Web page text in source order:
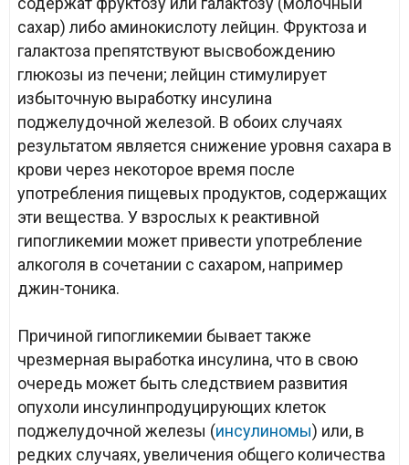
сахар) либо аминокислоту лейцин. Фруктоза и
галактоза препятствуют высвобождению
глюкозы из печени; лейцин стимулирует
избыточную выработку инсулина
поджелудочной железой. В обоих случаях
результатом является снижение уровня сахара в
крови через некоторое время после
употребления пищевых продуктов, содержащих
эти вещества. У взрослых к реактивной
гипогликемии может привести употребление
алкоголя в сочетании с сахаром, например
джин-тоника.
Причиной гипогликемии бывает также
чрезмерная выработка инсулина, что в свою
очередь может быть следствием развития
опухоли инсулинпродуцирующих клеток
поджелудочной железы (инсулиномы) или, в
редких случаях, увеличения общего количества